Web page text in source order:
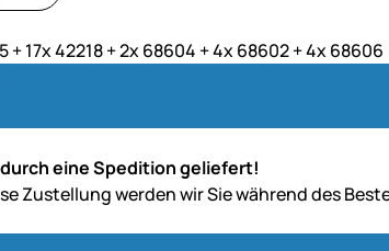
+ 17x 42218 + 2x 68604 + 4x 68602 + 4x 68606
eine Spedition geliefert!
Zustellung werden wir Sie während des